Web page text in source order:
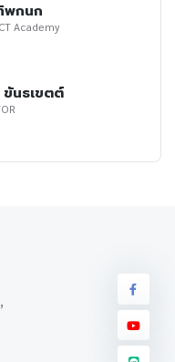
พกนก
Academy
ขันธเขตต์